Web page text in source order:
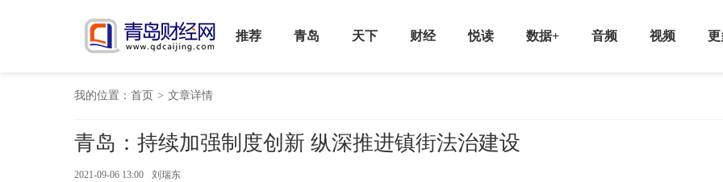
推荐 青岛 天下 财经 悦读 数据+ 音频 视频 更
我的位置： 首页 > 文章详情
青岛：持续加强制度创新 纵深推进镇街法治建设
2021-09-06 13:00 刘瑞东